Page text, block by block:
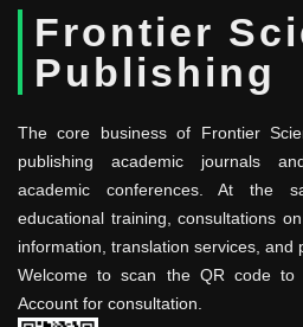
Frontier
Publishing
The core business of Frontier
publishing academic journals
academic conferences. At the
educational training, consultations
information, translation services, and
Welcome to scan the QR code to
Account for consultation.